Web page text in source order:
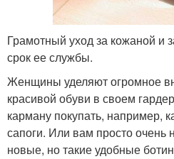
Грамотный уход за кожаной и
срок ее службы.
Женщины уделяют огромное
красивой обуви в своем
карману покупать, например,
сапоги. Или вам просто очень
новые, но такие удобные